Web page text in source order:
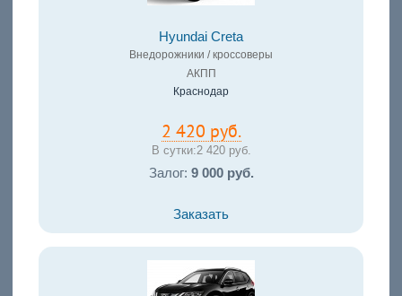
Hyundai Creta
Внедорожники / кроссоверы
АКПП
Краснодар
2 420 руб.
В сутки:2 420 руб.
Залог: 9 000 руб.
Заказать